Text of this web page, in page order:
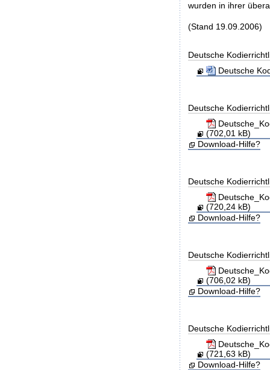
wurden in ihrer
(Stand 19.09.2006)
Deutsche
Deutsche
Deutsche
(702,01 kB)
Download-Hilfe?
Deutsche
(720,24 kB)
Download-Hilfe?
Deutsche
(706,02 kB)
Download-Hilfe?
Deutsche
(721,63 kB)
Download-Hilfe?